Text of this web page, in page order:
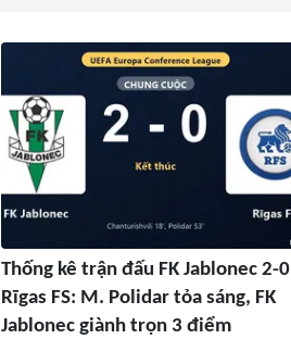
Thống kê trận đấu FK Jablonec 2-0
Rīgas FS: M. Polidar tỏa sáng, FK
Jablonec giành trọn 3 điểm